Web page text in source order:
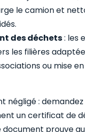
le camion et
des déchets: les
les filières
ou mise
négligé : demandez
un certificat de
prouve